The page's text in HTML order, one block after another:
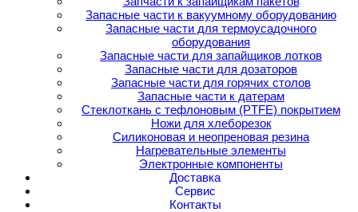
Запасные части к вакуумному оборудованию
Запасные части для термоусадочного
оборудования
Запасные части для запайщиков лотков
Запасные части для дозаторов
Запасные части для горячих столов
Запасные части к датерам
Стеклоткань с тефлоновым (PTFE) покрытием
Ножи для хлеборезок
Силиконовая и неопреновая резина
Нагревательные элементы
Электронные компоненты
Доставка
Сервис
Контакты